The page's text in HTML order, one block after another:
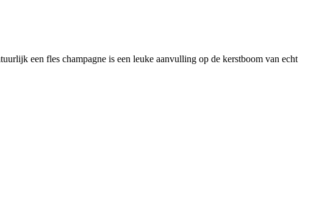
een fles champagne is een leuke aanvulling op de kerstboom van echt